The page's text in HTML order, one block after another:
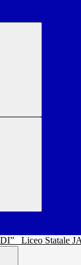
Liceo Statale